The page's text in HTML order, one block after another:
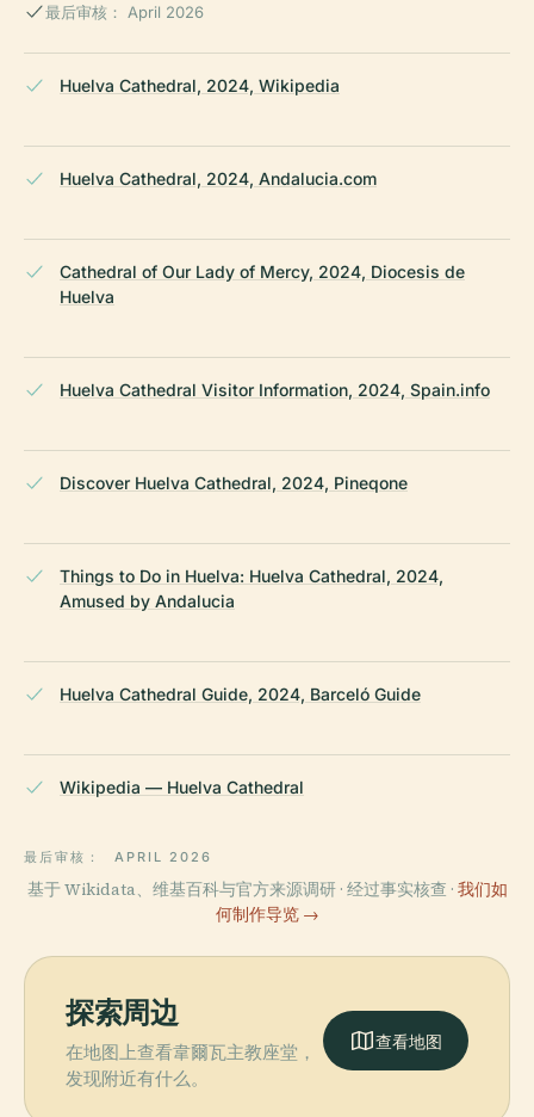
最后审核： April 2026
Huelva Cathedral, 2024, Wikipedia
Huelva Cathedral, 2024, Andalucia.com
Cathedral of Our Lady of Mercy, 2024, Diocesis de
Huelva
Huelva Cathedral Visitor Information, 2024, Spain.info
Discover Huelva Cathedral, 2024, Pineqone
Things to Do in Huelva: Huelva Cathedral, 2024,
Amused by Andalucia
Huelva Cathedral Guide, 2024, Barceló Guide
Wikipedia — Huelva Cathedral
最后审核： APRIL 2026
基于 Wikidata、维基百科与官方来源调研 · 经过事实核查 · 我们如
何制作导览 →
探索周边
在地图上查看韋爾瓦主教座堂，
发现附近有什么。
查看地图